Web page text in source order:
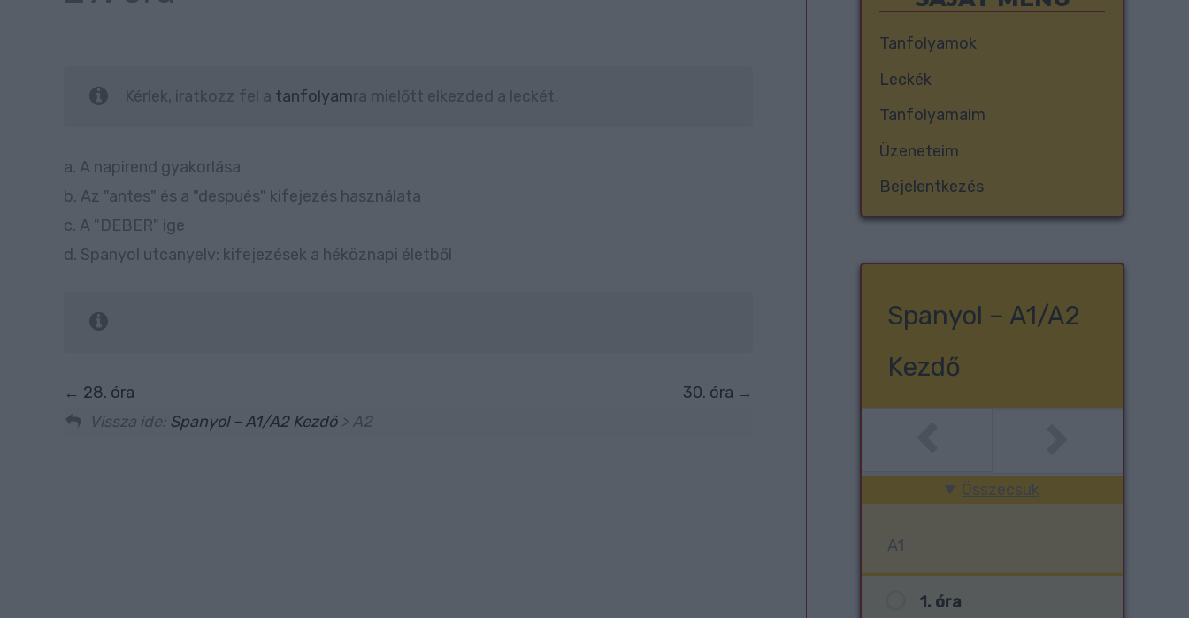
Kérlek, iratkozz fel a tanfolyamra mielőtt elkezded a leckét.
a. A napirend gyakorlása
b. Az "antes" és a "después" kifejezés használata
c. A "DEBER" ige
d. Spanyol utcanyelv: kifejezések a héköznapi életből
28. óra
30. óra
Vissza ide: Spanyol – A1/A2 Kezdő> A2
Tanfolyamok
Leckék
Tanfolyamaim
Üzeneteim
Bejelentkezés
Spanyol – A1/A2
Kezdő
Összecsuk
A1
1. óra